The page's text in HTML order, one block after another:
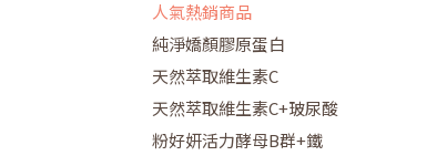
人氣熱銷商品
純淨嬌顏膠原蛋白
天然萃取維生素C
天然萃取維生素C+玻尿酸
粉好妍活力酵母B群+鐵